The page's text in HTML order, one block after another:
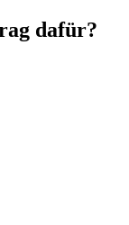
dafür?